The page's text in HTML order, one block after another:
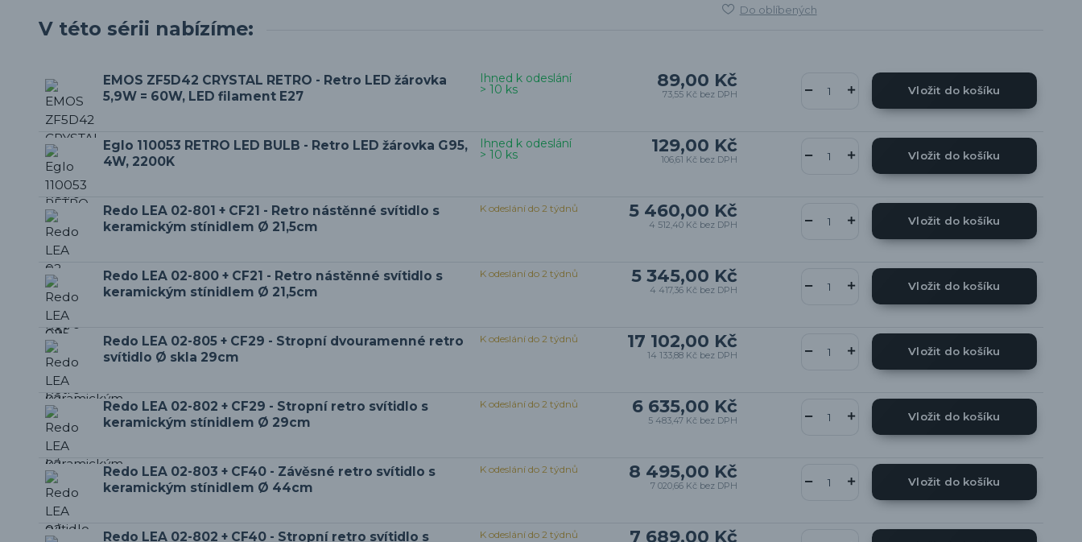
Do oblíbených
V této sérii nabízíme:
EMOS ZF5D42 CRYSTAL RETRO - Retro LED žárovka
5,9W = 60W, LED filament E27
89,00 Kč
73,55 Kč bez DPH
Ihned k odeslání
> 10 ks Vložit do košíku
Eglo 110053 RETRO LED BULB - Retro LED žárovka G95,
4W, 2200K
129,00 Kč
106,61 Kč bez DPH
Ihned k odeslání
> 10 ks Vložit do košíku
Redo LEA 02-801 + CF21 - Retro nástěnné svítidlo s
keramickým stínidlem Ø 21,5cm
5 460,00 Kč
4 512,40 Kč bez DPH
K odeslání do 2 týdnů
Vložit do košíku
Redo LEA 02-800 + CF21 - Retro nástěnné svítidlo s
keramickým stínidlem Ø 21,5cm
5 345,00 Kč
4 417,36 Kč bez DPH
K odeslání do 2 týdnů
Vložit do košíku
Redo LEA 02-805 + CF29 - Stropní dvouramenné retro
svítidlo Ø skla 29cm
17 102,00 Kč
14 133,88 Kč bez DPH
K odeslání do 2 týdnů
Vložit do košíku
Redo LEA 02-802 + CF29 - Stropní retro svítidlo s
keramickým stínidlem Ø 29cm
6 635,00 Kč
5 483,47 Kč bez DPH
K odeslání do 2 týdnů
Vložit do košíku
Redo LEA 02-803 + CF40 - Závěsné retro svítidlo s
keramickým stínidlem Ø 44cm
8 495,00 Kč
7 020,66 Kč bez DPH
K odeslání do 2 týdnů
Vložit do košíku
Redo LEA 02-802 + CF40 - Stropní retro svítidlo s
7 689,00 Kč
K odeslání do 2 týdnů